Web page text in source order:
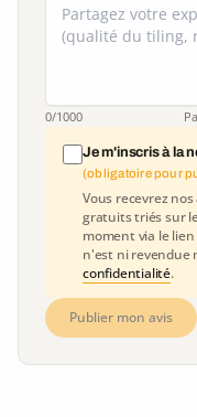
0/1000
Je m'inscris à la
(obligatoire pour
Vous recevrez
gratuits triés sur
moment via le
n'est ni revendue
confidentialité.
Publier mon avis